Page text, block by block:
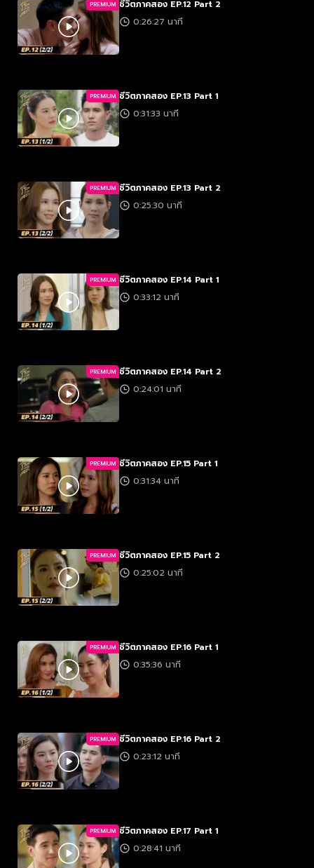
PREMIUM ชีวิตภาคสอง EP.12 Part 2
0:26:27 นาที
PREMIUM ชีวิตภาคสอง EP.13 Part 1
0:31:33 นาที
PREMIUM ชีวิตภาคสอง EP.13 Part 2
0:25:30 นาที
PREMIUM ชีวิตภาคสอง EP.14 Part 1
0:33:12 นาที
PREMIUM ชีวิตภาคสอง EP.14 Part 2
0:24:01 นาที
PREMIUM ชีวิตภาคสอง EP.15 Part 1
0:31:34 นาที
PREMIUM ชีวิตภาคสอง EP.15 Part 2
0:25:02 นาที
PREMIUM ชีวิตภาคสอง EP.16 Part 1
0:35:36 นาที
PREMIUM ชีวิตภาคสอง EP.16 Part 2
0:23:12 นาที
PREMIUM ชีวิตภาคสอง EP.17 Part 1
0:28:41 นาที